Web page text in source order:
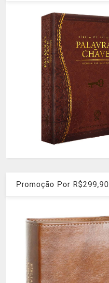
Promoção Por R$299,90